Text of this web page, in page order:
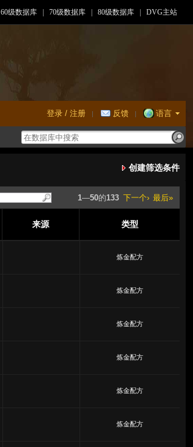
60级数据库 70级数据库 80级数据库 DVG主站
登录 / 注册 | 反馈 | 语言
创建筛选条件
1—50的133 下一个› 最后»
来源 类型
炼金配方
炼金配方
炼金配方
炼金配方
炼金配方
炼金配方